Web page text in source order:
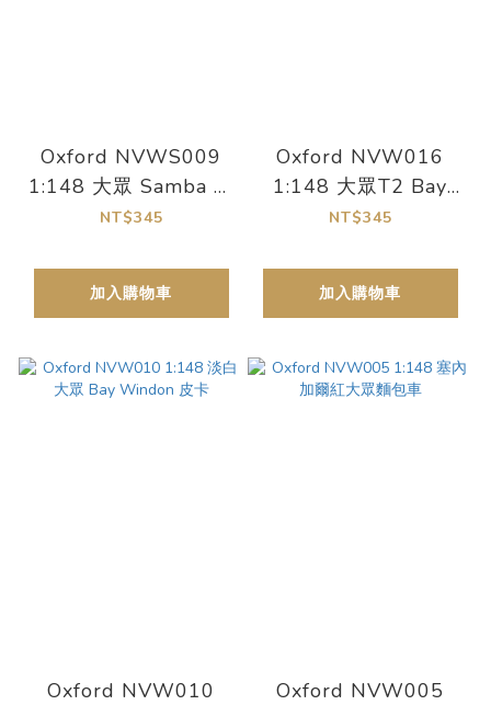
Oxford NVWS009
1:148 大眾 Samba 巴
士，鼠灰色/珍珠白
NT$345
加入購物車
Oxford NVW016
1:148 大眾T2 Bay
Window露營車，土星
NT$345
加入購物車
Oxford NVW010
Oxford NVW005